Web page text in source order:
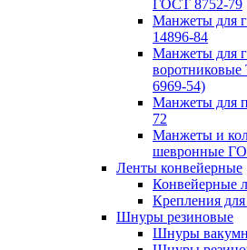
ГОСТ 8752-79
Манжеты для
14896-84
Манжеты для
6969-54)
Манжеты для
72
Манжеты и
шевронные
Ленты конвейерные
Конвейерные
Крепления
Шнуры резиновые
Шнуры